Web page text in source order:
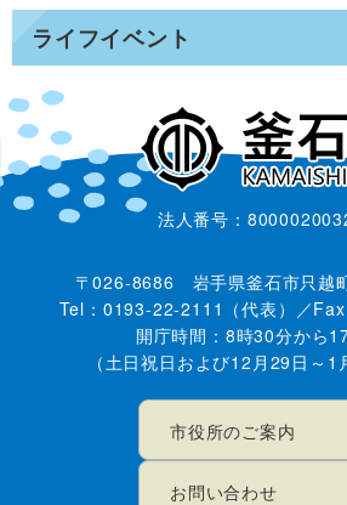
ライフイベント
法人番号：
〒026-8686 岩手県釜石市只越
Tel：0193-22-2111（代表）／
開庁時間：8時30分から
（土日祝日および12月29日～1
市役所のご案内
お問い合わせ